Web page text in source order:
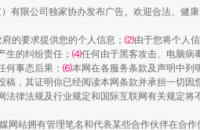
还要"留白"
有限公司独家协办发布广告。欢迎合法、健
的要求提供您的个人信息； ⑵由于您将个人
的纠纷责任； ⑷任何由于黑客攻击、电脑病
何事态后果； ⑹本网在各服务条款及声明中列
，其证明你已经阅读本网条款并承担一切
律法规及行业规定和国际互联网有关规定将
网站拥有管理笔名和代表某些合作伙伴在合